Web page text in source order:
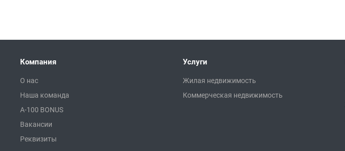
Компания
О нас
Наша команда
A-100 BONUS
Вакансии
Реквизиты
Услуги
Жилая недвижимость
Коммерческая недвижимость